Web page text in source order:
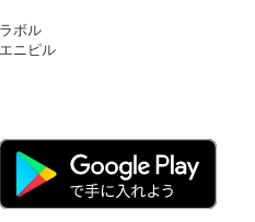
ラボル
エニピル